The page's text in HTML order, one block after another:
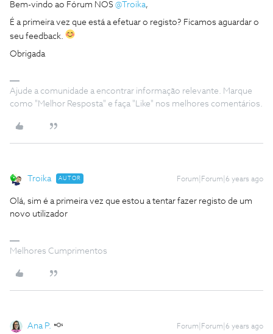
Bem-vindo ao Fórum NOS @Troika,
É a primeira vez que está a efetuar o registo? Ficamos aguardar o
seu feedback.
Obrigada
Ajude a comunidade a encontrar informação relevante. Marque
como "Melhor Resposta" e faça "Like" nos melhores comentários.
Troika AUTOR Forum|Forum|6 years ago
Olá, sim é a primeira vez que estou a tentar fazer registo de um
novo utilizador
Melhores Cumprimentos
Ana P. Forum|Forum|6 years ago